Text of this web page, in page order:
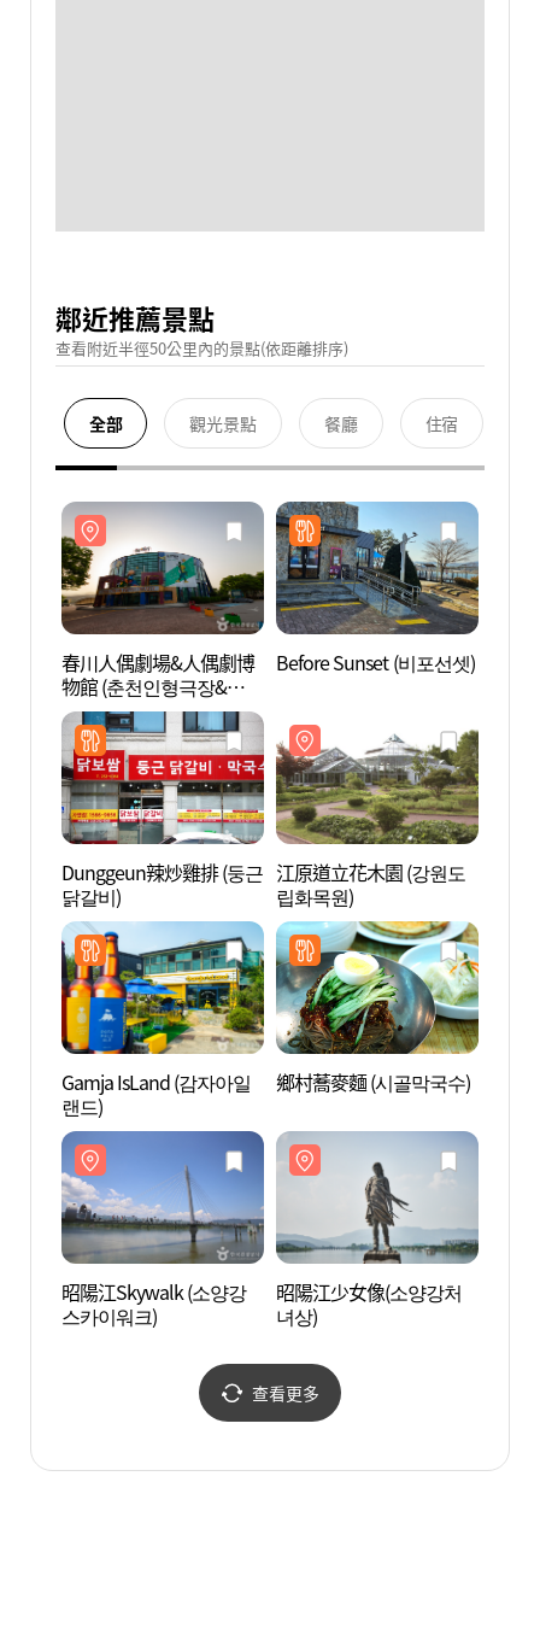
鄰近推薦景點
查看附近半徑50公里內的景點(依距離排序)
全部 觀光景點 餐廳 住宿
春川人偶劇場&人偶劇博
物館 (춘천인형극장&인형
극박물관)
Before Sunset (비포선셋)
Dunggeun辣炒雞排 (둥근
닭갈비)
江原道立花木園 (강원도
립화목원)
Gamja IsLand (감자아일
랜드)
鄉村蕎麥麵 (시골막국수)
昭陽江Skywalk (소양강
스카이워크)
昭陽江少女像(소양강처
녀상)
查看更多